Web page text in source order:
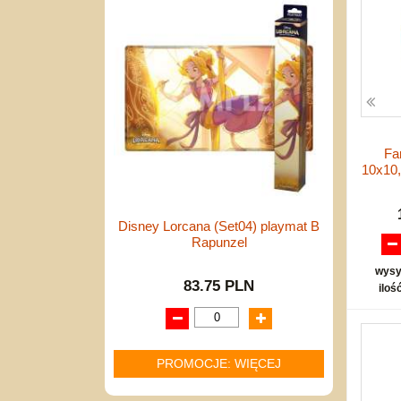
Disney Lorcana (Set04) playmat B
Rapunzel
83.75 PLN
PROMOCJE: WIĘCEJ